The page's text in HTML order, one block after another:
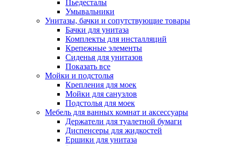
Пьедесталы
Умывальники
Унитазы, бачки и сопутствующие товары
Бачки для унитаза
Комплекты для инсталляций
Крепежные элементы
Сиденья для унитазов
Показать все
Мойки и подстолья
Крепления для моек
Мойки для санузлов
Подстолья для моек
Мебель для ванных комнат и аксессуары
Держатели для туалетной бумаги
Диспенсеры для жидкостей
Ершики для унитаза